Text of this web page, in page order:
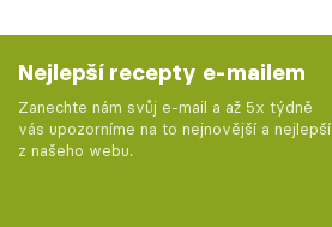
Nejlepší recepty e-mailem
Zanechte nám svůj e-mail a až 5x týdně
vás upozorníme na to nejnovější a nejlepší
z našeho webu.